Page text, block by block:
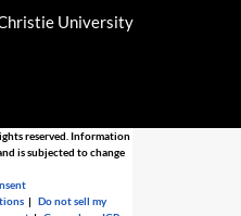
University
reserved. Information
is subjected to change
|Do not sell my